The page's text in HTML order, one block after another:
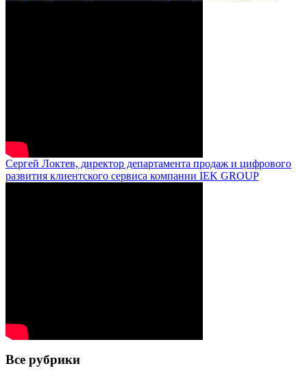
Сергей Локтев, директор департамента продаж и цифрового
развития клиентского сервиса компании IEK GROUP
Все рубрики